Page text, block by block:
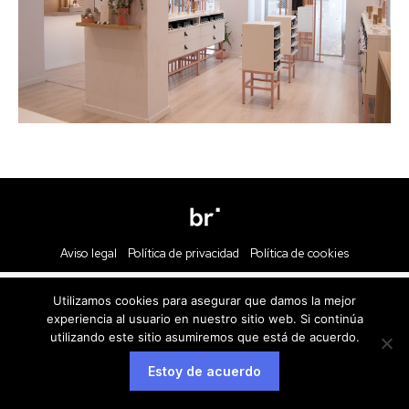
Aviso legal Política de privacidad Política de cookies
Utilizamos cookies para asegurar que damos la mejor
experiencia al usuario en nuestro sitio web. Si continúa
utilizando este sitio asumiremos que está de acuerdo.
Estoy de acuerdo